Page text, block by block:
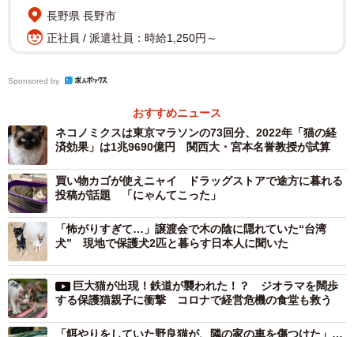
で幸せそうだったのをよく覚えている。英国人の動物愛護
に対する思いは平均的に日本より高いような気がする。
また、オーストリアでも動物の権利を守る法律が存在し、
英国同様にペットショップでの猫や犬の販売が禁止される
だけでなく、同国には動物を殺処分する施設がそもそも存
在しない。日本では毎年殺処分される犬や猫などは数が絶
えないが、オーストリアでは家族を失ったペットなどは専
用施設に収容されることになっている。
一方、デンマークではそもそも犬を外で飼うことが禁止さ
れ、仕方なく外で飼う場合には強い日差しや悪天候を避け
るために小屋を設置することが義務付けられている。ニュ
ージーランドではペットの糞などを飼い主が処理すること
が義務となり、迷子になっても居場所が分かるようペット
長野県 長野市
正社員 / 派遣社員：時給1,250円～
Sponsored by
おすすめニュース
ネコノミクスは東京マラソンの73回分、2022年「猫の経
済効果」は1兆9690億円 関西大・宮本名誉教授が試算
買い物カゴが使えニャイ ドラッグストアで途方に暮れる
投稿が話題 「にゃんてこった」
「怖がりすぎて…」譲渡会で木の陰に隠れていた“台湾
犬” 現地で保護犬2匹と暮らす日本人に聞いた
巨大猫が出現！鉄道が襲われた！？ ジオラマを闊歩
する保護猫親子に衝撃 コロナで経営危機の食堂も救う
「餌やりをしていた野良猫が、隣の家の車を傷つけた」…